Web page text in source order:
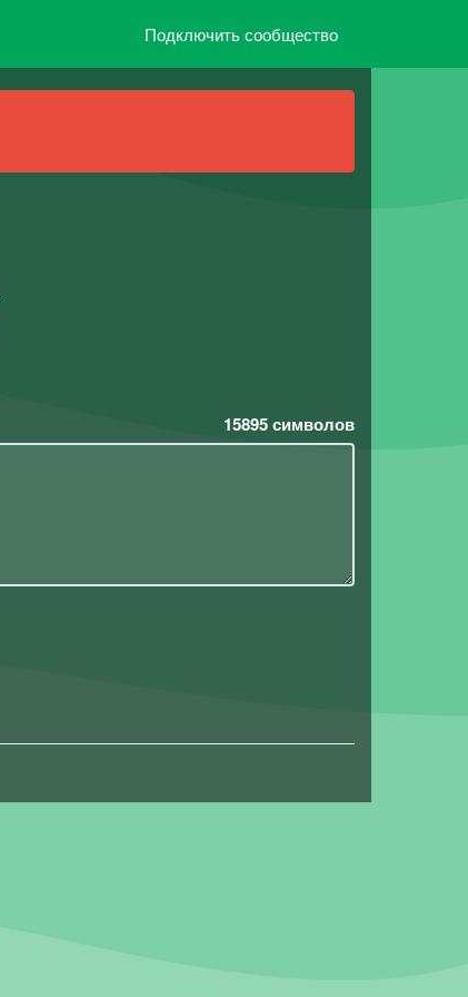
Подключить сообщество
15895символов